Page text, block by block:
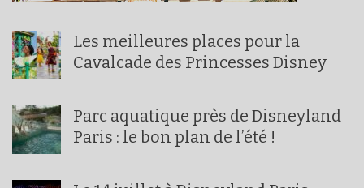
Les meilleures places pour la
Cavalcade des Princesses Disney
Parc aquatique près de Disneyland
Paris : le bon plan de l’été !